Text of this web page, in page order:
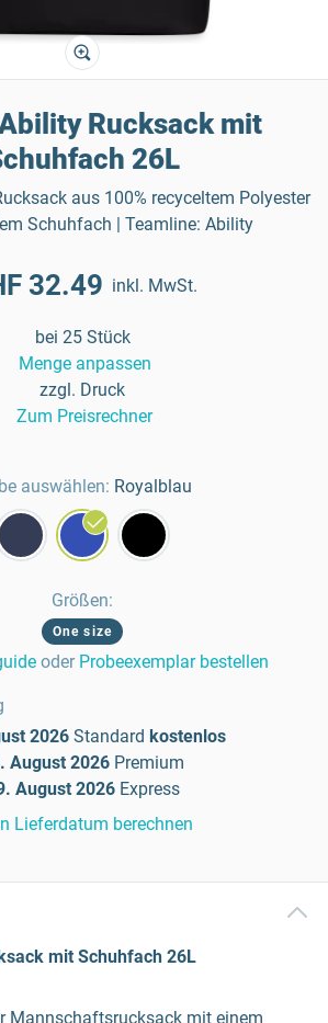
Rucksack mit
26L
aus 100% recyceltem Polyester
Schuhfach | Teamline: Ability
32.49 inkl. MwSt.
bei 25 Stück
Menge anpassen
zzgl. Druck
Zum Preisrechner
auswählen: Royalblau
Größen:
One size
oder Probeexemplar bestellen
2026 Standard kostenlos
August 2026 Premium
August 2026 Express
Lieferdatum berechnen
mit Schuhfach 26L
Mannschaftsrucksack mit einem